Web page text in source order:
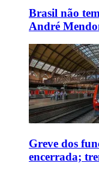
Brasil não
André
Greve dos
encerrada;